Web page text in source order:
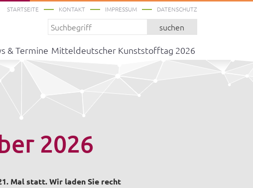
STARTSEITE KONTAKT IMPRESSUM DATENSCHUTZ
suchen
& Termine Mitteldeutscher Kunststofftag 2026
2026
Mal statt. Wir laden Sie recht